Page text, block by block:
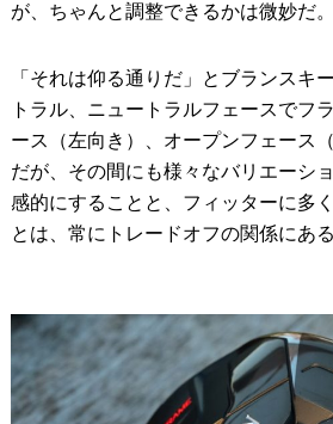
が、ちゃんと調整できるかは微妙だ。
「それは仰る通りだ」とブランスキ
トラル、ニュートラルフェースでフ
ース（左向き）、オープンフェース
だが、その間にも様々なバリエーシ
感的にすることと、フィッターに多
とは、常にトレードオフの関係にある